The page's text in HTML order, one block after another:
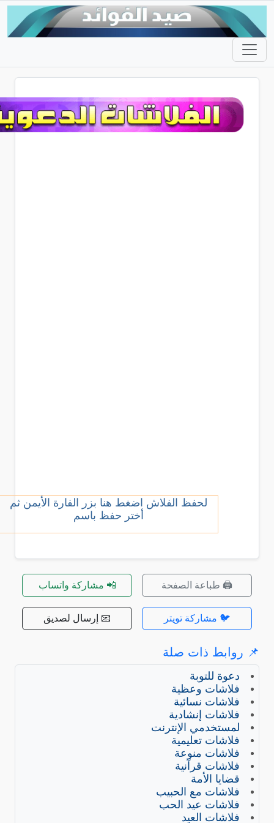
لحفظ الفلاش اضغط هنا بزر الفارة الأيمن ثم
أختر حفظ باسم
🖨️ طباعة الصفحة 📲 مشاركة واتساب
🐦 مشاركة تويتر 📧 إرسال لصديق
ذات صلة
دعوة للتوبة
فلاشات وعظية
فلاشات نسائية
فلاشات إنشادية
لمستخدمي الإنترنت
فلاشات تعليمية
فلاشات منوعة
فلاشات قرآنية
قضايا الأمة
فلاشات مع الحبيب
فلاشات عيد الحب
فلاشات العيد